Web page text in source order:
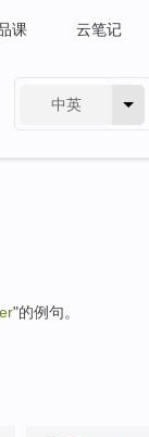
课 云笔记
中英
"的例句。